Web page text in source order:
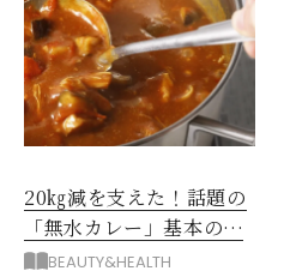
20㎏減を支えた！話題の
「無水カレー」基本の作
り方とおすすめルウ6選
BEAUTY&HEALTH